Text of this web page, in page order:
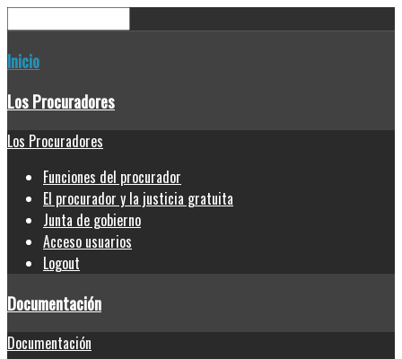
Inicio
Los Procuradores
Los Procuradores
Funciones del procurador
El procurador y la justicia gratuita
Junta de gobierno
Acceso usuarios
Logout
Documentación
Documentación